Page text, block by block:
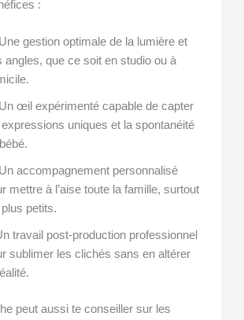
:
gestion optimale de la lumière et
angles, que ce soit en studio ou à
œil expérimenté capable de capter
expressions uniques et la spontanéité
accompagnement personnalisé
mettre à l’aise toute la famille, surtout
plus petits.
travail post-production professionnel
sublimer les clichés sans en altérer
peut aussi te conseiller sur les